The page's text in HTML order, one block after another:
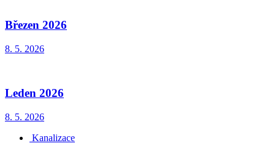
Březen 2026
8. 5. 2026
Leden 2026
8. 5. 2026
Kanalizace